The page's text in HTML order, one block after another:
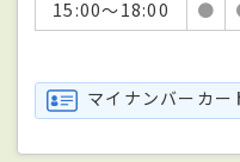
15:00～18:00
●
マイナンバーカー